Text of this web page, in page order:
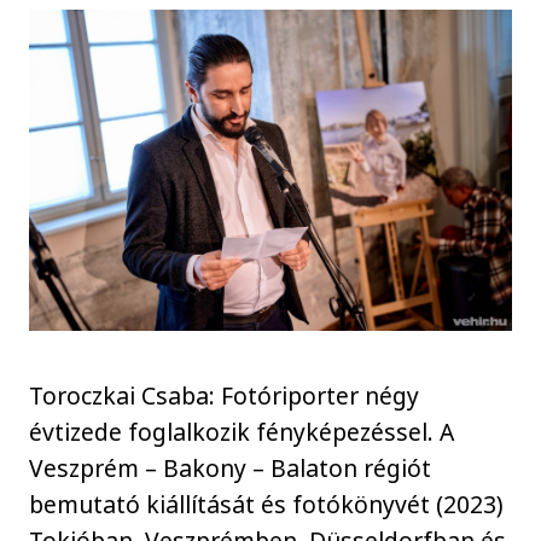
Toroczkai Csaba: Fotóriporter négy
évtizede foglalkozik fényképezéssel. A
Veszprém – Bakony – Balaton régiót
bemutató kiállítását és fotókönyvét (2023)